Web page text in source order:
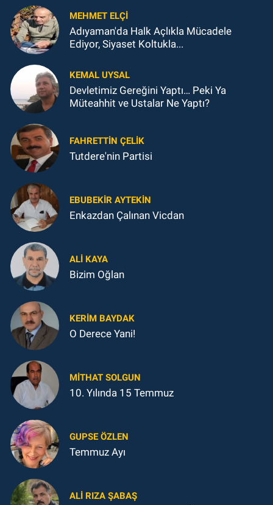
MEHMET ELÇI
Adıyaman'da Halk Açlıkla Mücadele
Ediyor, Siyaset Koltukla...
KEMAL UYSAL
Devletimiz Gereğini Yaptı… Peki Ya
Müteahhit ve Ustalar Ne Yaptı?
FAHRETTIN ÇELİK
Tutdere'nin Partisi
EBUBEKIR AYTEKIN
Enkazdan Çalınan Vicdan
ALI KAYA
Bizim Oğlan
KERIM BAYDAK
O Derece Yani!
MITHAT SOLGUN
10. Yılında 15 Temmuz
GUPSE ÖZLEN
Temmuz Ayı
ALI RIZA ŞABAŞ